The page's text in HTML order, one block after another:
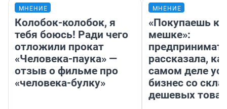
МНЕНИЕ
Колобок-колобок, я
тебя боюсь! Ради чего
отложили прокат
«Человека-паука» —
отзыв о фильме про
«человека-булку»
МНЕНИЕ
«Покупаешь
мешке»:
рассказала,
самом деле
бизнес со
дешевых